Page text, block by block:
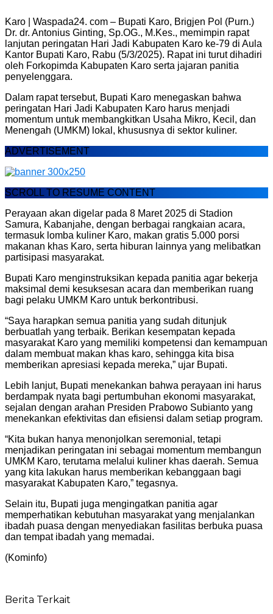
Karo | Waspada24. com – Bupati Karo, Brigjen Pol (Purn.)
Dr. dr. Antonius Ginting, Sp.OG., M.Kes., memimpin rapat
lanjutan peringatan Hari Jadi Kabupaten Karo ke-79 di Aula
Kantor Bupati Karo, Rabu (5/3/2025). Rapat ini turut dihadiri
oleh Forkopimda Kabupaten Karo serta jajaran panitia
penyelenggara.
Dalam rapat tersebut, Bupati Karo menegaskan bahwa
peringatan Hari Jadi Kabupaten Karo harus menjadi
momentum untuk membangkitkan Usaha Mikro, Kecil, dan
Menengah (UMKM) lokal, khususnya di sektor kuliner.
ADVERTISEMENT
SCROLL TO RESUME CONTENT
Perayaan akan digelar pada 8 Maret 2025 di Stadion
Samura, Kabanjahe, dengan berbagai rangkaian acara,
termasuk lomba kuliner Karo, makan gratis 5.000 porsi
makanan khas Karo, serta hiburan lainnya yang melibatkan
partisipasi masyarakat.
Bupati Karo menginstruksikan kepada panitia agar bekerja
maksimal demi kesuksesan acara dan memberikan ruang
bagi pelaku UMKM Karo untuk berkontribusi.
“Saya harapkan semua panitia yang sudah ditunjuk
berbuatlah yang terbaik. Berikan kesempatan kepada
masyarakat Karo yang memiliki kompetensi dan kemampuan
dalam membuat makan khas karo, sehingga kita bisa
memberikan apresiasi kepada mereka,” ujar Bupati.
Lebih lanjut, Bupati menekankan bahwa perayaan ini harus
berdampak nyata bagi pertumbuhan ekonomi masyarakat,
sejalan dengan arahan Presiden Prabowo Subianto yang
menekankan efektivitas dan efisiensi dalam setiap program.
“Kita bukan hanya menonjolkan seremonial, tetapi
menjadikan peringatan ini sebagai momentum membangun
UMKM Karo, terutama melalui kuliner khas daerah. Semua
yang kita lakukan harus memberikan kebanggaan bagi
masyarakat Kabupaten Karo,” tegasnya.
Selain itu, Bupati juga mengingatkan panitia agar
memperhatikan kebutuhan masyarakat yang menjalankan
ibadah puasa dengan menyediakan fasilitas berbuka puasa
dan tempat ibadah yang memadai.
(Kominfo)
Berita Terkait